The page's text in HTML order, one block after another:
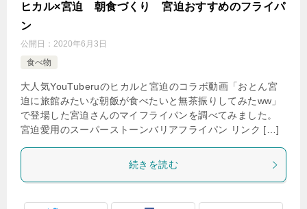
ヒカル×宮迫 朝食づくり 宮迫おすすめのフライパ
ン
公開日： 2020年6月3日
食べ物
大人気YouTuberuのヒカルと宮迫のコラボ動画「おとん宮
迫に旅館みたいな朝飯が食べたいと無茶振りしてみたww」
で登場した宮迫さんのマイフライパンを調べてみました。
宮迫愛用のスーパーストーンバリアフライパン リンク […]
続きを読む